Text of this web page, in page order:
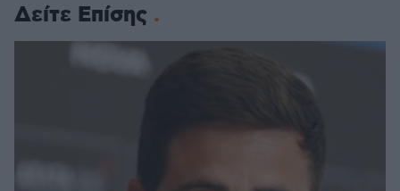
Δείτε Επίσης